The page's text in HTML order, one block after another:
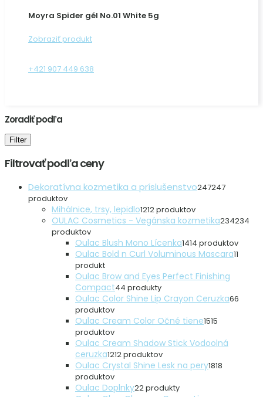
Moyra Spider gél No.01 White 5g
Zobraziť produkt
+421 907 449 638
Zoradiť podľa
Filter
Filtrovať podľa ceny
Dekoratívna kozmetika a príslušenstvo247247
produktov
Mihálnice, trsy, lepidlo1212 produktov
OULAC Cosmetics - Vegánska kozmetika234234
produktov
Oulac Blush Mono Lícenka1414 produktov
Oulac Bold n Curl Voluminous Mascara11
produkt
Oulac Brow and Eyes Perfect Finishing
Compact44 produkty
Oulac Color Shine Lip Crayon Ceruzka66
produktov
Oulac Cream Color Očné tiene1515
produktov
Oulac Cream Shadow Stick Vodoolná
ceruzka1212 produktov
Oulac Crystal Shine Lesk na pery1818
produktov
Oulac Doplnky22 produkty